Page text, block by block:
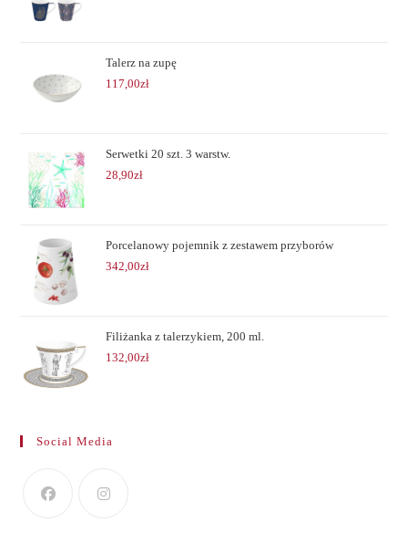
Talerz na zupę
117,00zł
Serwetki 20 szt. 3 warstw.
28,90zł
Porcelanowy pojemnik z zestawem przyborów
342,00zł
Filiżanka z talerzykiem, 200 ml.
132,00zł
Social Media